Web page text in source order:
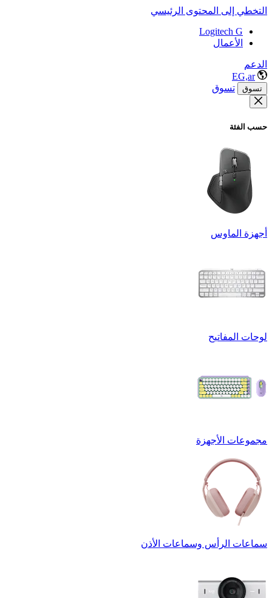
التخطي إلى المحتوى الرئيسي
Logitech G
الأعمال
الدعم
EG,ar
تسوق تسوق
حسب الفئة
أجهزة الماوس
لوحات المفاتيح
مجموعات الأجهزة
سماعات الرأس وسماعات الأذن